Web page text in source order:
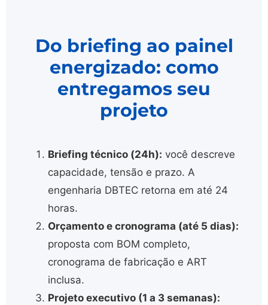
Do briefing ao painel
energizado: como
entregamos seu
projeto
Briefing técnico (24h): você descreve
capacidade, tensão e prazo. A
engenharia DBTEC retorna em até 24
horas.
Orçamento e cronograma (até 5 dias):
proposta com BOM completo,
cronograma de fabricação e ART
inclusa.
Projeto executivo (1 a 3 semanas):